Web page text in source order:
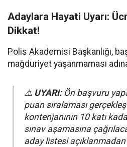
Adaylara Hayati Uyarı:
Dikkat!
Polis Akademisi Başkanlığı,
mağduriyet yaşanmaması
⚠️ UYARI:Ön başvuru
puan sıralaması
kontenjanının 10 katı
sınav aşamasına
aday listesi açıklanmadan